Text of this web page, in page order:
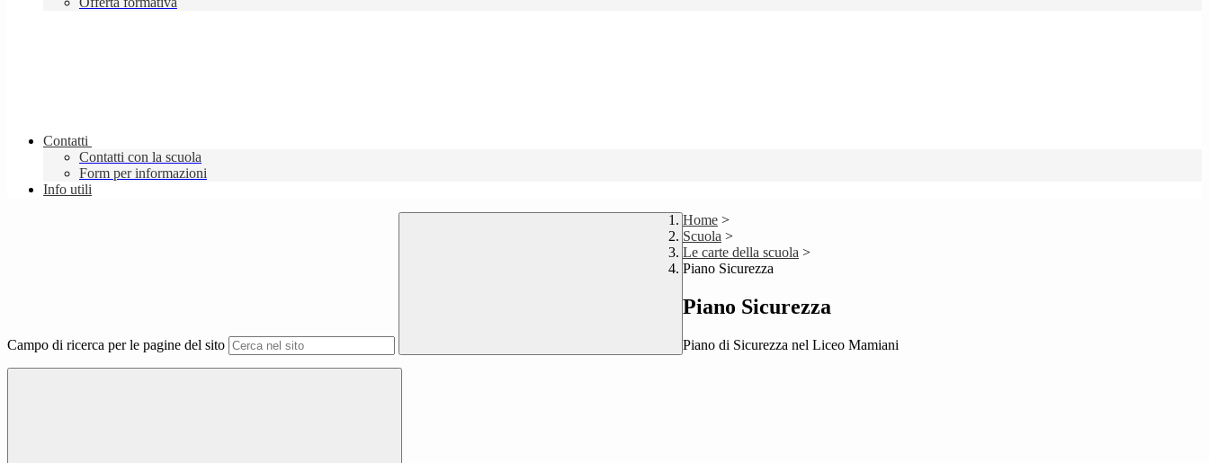
Contatti
Contatti con la scuola
Form per informazioni
Info utili
Campo di ricerca per le pagine del sito
Home >
Scuola >
Le carte della scuola >
Piano Sicurezza
Piano Sicurezza
Piano di Sicurezza nel Liceo Mamiani